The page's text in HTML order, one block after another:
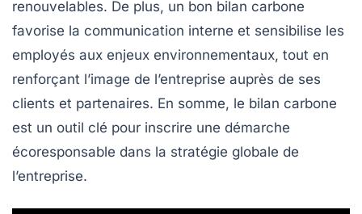
renouvelables. De plus, un bon bilan carbone
favorise la communication interne et sensibilise les
employés aux enjeux environnementaux, tout en
renforçant l’image de l’entreprise auprès de ses
clients et partenaires. En somme, le bilan carbone
est un outil clé pour inscrire une démarche
écoresponsable dans la stratégie globale de
l’entreprise.